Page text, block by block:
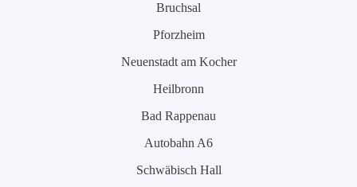
Bruchsal
Pforzheim
Neuenstadt am Kocher
Heilbronn
Bad Rappenau
Autobahn A6
Schwäbisch Hall